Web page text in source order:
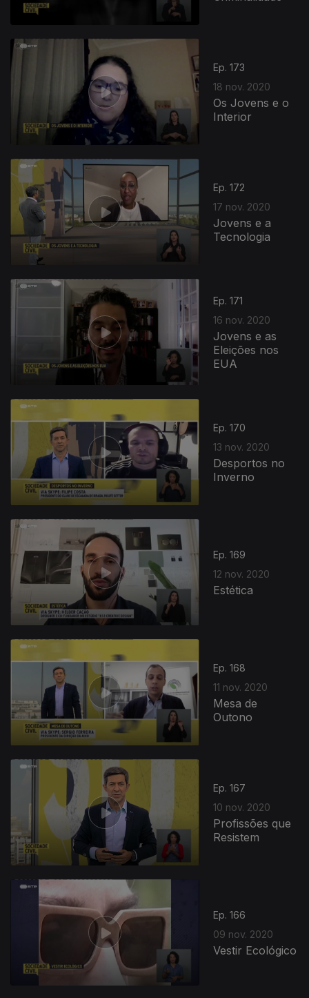
Ep. 173
18 nov. 2020
Os Jovens e o
Interior
Ep. 172
17 nov. 2020
Jovens e a
Tecnologia
Ep. 171
16 nov. 2020
Jovens e as
Eleições nos
EUA
Ep. 170
13 nov. 2020
Desportos no
Inverno
Ep. 169
12 nov. 2020
Estética
Ep. 168
11 nov. 2020
Mesa de
Outono
Ep. 167
10 nov. 2020
Profissões que
Resistem
505094
Ep. 166
09 nov. 2020
Vestir Ecológico